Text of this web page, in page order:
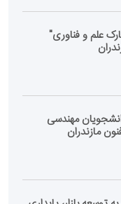
علم و فناوری"
مهندسی
مازندران